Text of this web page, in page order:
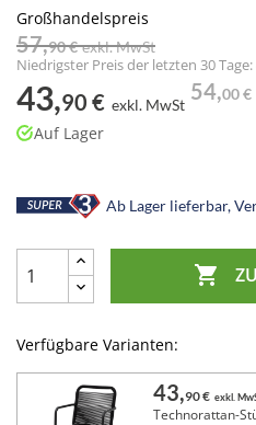
Großhandelspreis
57,90 € exkl. MwSt
Niedrigster Preis der letzten 30
43,90 € exkl. MwSt
54,00 €
Auf Lager
Ab Lager lieferbar,

Verfügbare Varianten:
43,90 € exkl.
Technorattan-